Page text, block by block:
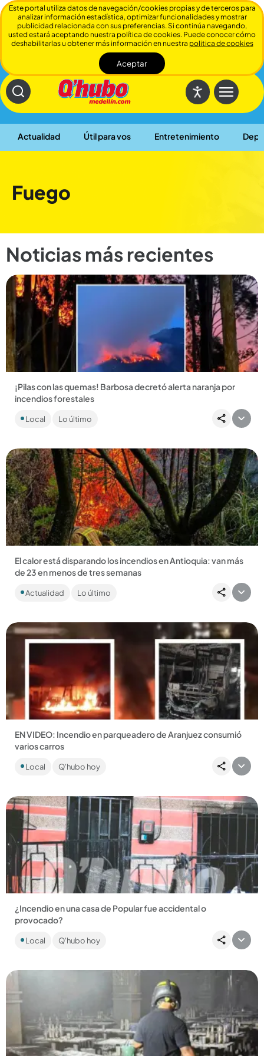
Actualidad Útil para vos Entretenimiento
Cerrar
Fuego
Noticias más recientes
¡Pilas con las quemas! Barbosa decretó alerta naranja por
incendios forestales
El incendio más grave ocurrió en un predio privado de Ardila
Lülle, donde las llamas consumieron más de 10 hectáreas de
Local Lo último
Compartir Noticia
El calor está disparando los incendios en Antioquia: van más
de 23 en menos de tres semanas
El verano todavía no llega a su punto más crítico y en Antioquia
ya se sienten sus consecuencias....
Actualidad Lo último
Compartir Noticia
EN VIDEO: Incendio en parqueadero de Aranjuez consumió
varios carros
emergencia....
Local Q'hubo hoy
Compartir Noticia
¿Incendio en una casa de Popular fue accidental o
provocado?
Investigación. Un hombre y una mujer resultaron heridos el
miércoles en la tarde; ella se encuentra grave en el San
Local Q'hubo hoy
Compartir Noticia
Este portal utiliza datos de navegación/cookies propias y de terceros para
analizar información estadística, optimizar funcionalidades y mostrar
publicidad relacionada con sus preferencias. Si continúa navegando,
usted estará aceptando nuestra política de cookies. Puede conocer cómo
deshabilitarlas u obtener más información en nuestra politica de cookies
Aceptar